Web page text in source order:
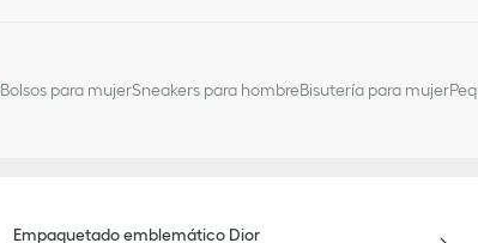
Bolsos para mujerSneakers para hombreBisutería para mujer
Empaquetado emblemático Dior